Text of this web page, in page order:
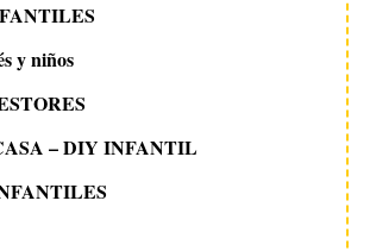
y niños
– DIY INFANTIL